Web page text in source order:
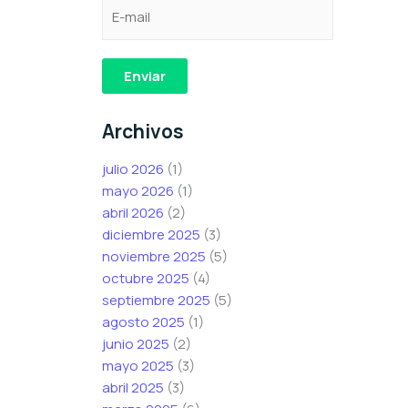
C
r
o
e
e
e
c
t
r
ó
n
i
c
o
e
e
e
c
t
r
ó
n
i
c
o
*
Enviar
Archivos
julio 2026 (1)
mayo 2026 (1)
abril 2026 (2)
diciembre 2025 (3)
noviembre 2025 (5)
octubre 2025 (4)
septiembre 2025 (5)
agosto 2025 (1)
junio 2025 (2)
mayo 2025 (3)
abril 2025 (3)